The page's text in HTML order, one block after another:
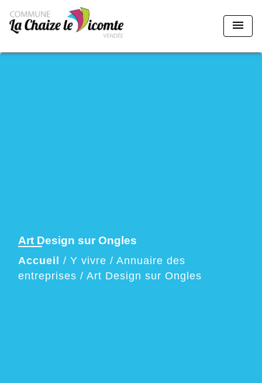
menu
Art Design sur Ongles
Accueil / Y vivre / Annuaire des
entreprises / Art Design sur Ongles